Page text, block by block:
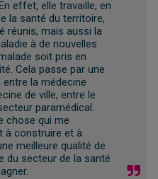
effet, elle travaille, en
la santé du territoire,
réunis, mais aussi la
à de nouvelles
soit pris en
Cela passe par une
la médecine
de ville, entre le
paramédical.
chose qui me
à construire et à
meilleure qualité de
du secteur de la santé